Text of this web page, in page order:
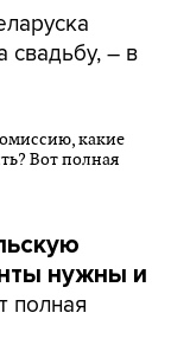
свадьбу, – в
нужны и
полная